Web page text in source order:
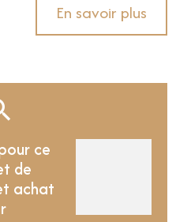
En savoir plus
ce
de
achat